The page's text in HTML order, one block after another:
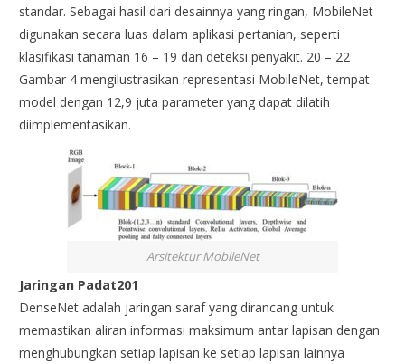
standar. Sebagai hasil dari desainnya yang ringan, MobileNet
digunakan secara luas dalam aplikasi pertanian, seperti
klasifikasi tanaman 16 – 19 dan deteksi penyakit. 20 – 22
Gambar 4 mengilustrasikan representasi MobileNet, tempat
model dengan 12,9 juta parameter yang dapat dilatih
diimplementasikan.
Arsitektur MobileNet
Jaringan Padat201
DenseNet adalah jaringan saraf yang dirancang untuk
memastikan aliran informasi maksimum antar lapisan dengan
menghubungkan setiap lapisan ke setiap lapisan lainnya